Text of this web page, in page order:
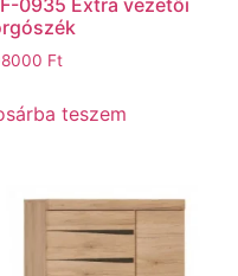
0935 Extra vezetői
Ft
teszem